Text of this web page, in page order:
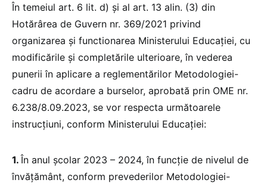
În temeiul art. 6 lit. d) și al art. 13 alin. (3) din
Hotărârea de Guvern nr. 369/2021 privind
organizarea și functionarea Ministerului Educației, cu
modificările și completările ulterioare, în vederea
punerii în aplicare a reglementărilor Metodologiei-
cadru de acordare a burselor, aprobată prin OME nr.
6.238/8.09.2023, se vor respecta următoarele
instrucțiuni, conform Ministerului Educației:
1. În anul școlar 2023 – 2024, în funcție de nivelul de
învățământ, conform prevederilor Metodologiei-